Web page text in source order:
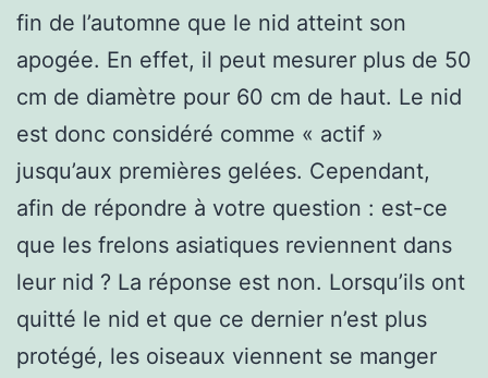
fin de l’automne que le nid atteint son
apogée. En effet, il peut mesurer plus de 50
cm de diamètre pour 60 cm de haut. Le nid
est donc considéré comme « actif »
jusqu’aux premières gelées. Cependant,
afin de répondre à votre question : est-ce
que les frelons asiatiques reviennent dans
leur nid ? La réponse est non. Lorsqu’ils ont
quitté le nid et que ce dernier n’est plus
protégé, les oiseaux viennent se manger